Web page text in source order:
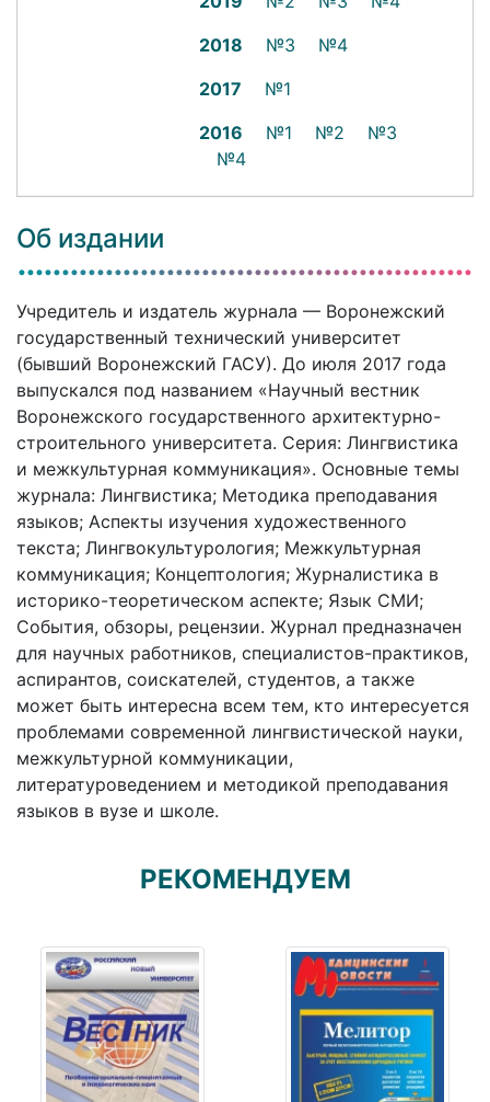
2018
№3
№4
2017
№1
2016
№1 №2
№3
№4
Об издании
Учредитель и издатель журнала — Воронежский
государственный технический университет
(бывший Воронежский ГАСУ). До июля 2017 года
выпускался под названием «Научный вестник
Воронежского государственного архитектурно-
строительного университета. Серия: Лингвистика
и межкультурная коммуникация». Основные темы
журнала: Лингвистика; Методика преподавания
языков; Аспекты изучения художественного
текста; Лингвокультурология; Межкультурная
коммуникация; Концептология; Журналистика в
историко-теоретическом аспекте; Язык СМИ;
События, обзоры, рецензии. Журнал предназначен
для научных работников, специалистов-практиков,
аспирантов, соискателей, студентов, а также
может быть интересна всем тем, кто интересуется
проблемами современной лингвистической науки,
межкультурной коммуникации,
литературоведением и методикой преподавания
языков в вузе и школе.
РЕКОМЕНДУЕМ